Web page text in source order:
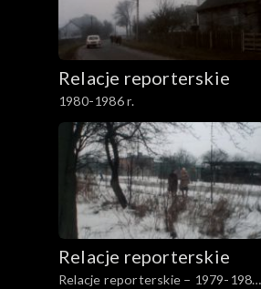
Relacje reporterskie
1980-1986 r.
Relacje reporterskie
Relacje reporterskie – 1979-1980